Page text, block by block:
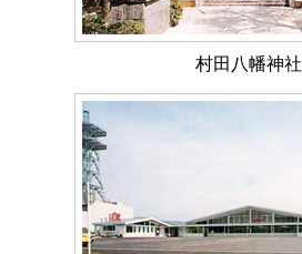
村田八幡神社